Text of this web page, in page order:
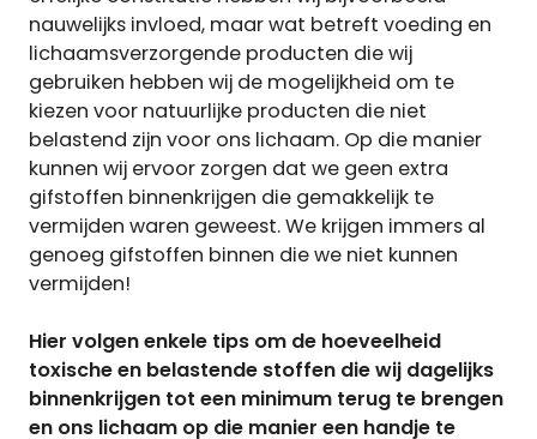
nauwelijks invloed, maar wat betreft voeding en
lichaamsverzorgende producten die wij
gebruiken hebben wij de mogelijkheid om te
kiezen voor natuurlijke producten die niet
belastend zijn voor ons lichaam. Op die manier
kunnen wij ervoor zorgen dat we geen extra
gifstoffen binnenkrijgen die gemakkelijk te
vermijden waren geweest. We krijgen immers al
genoeg gifstoffen binnen die we niet kunnen
vermijden!
Hier volgen enkele tips om de hoeveelheid
toxische en belastende stoffen die wij dagelijks
binnenkrijgen tot een minimum terug te brengen
en ons lichaam op die manier een handje te